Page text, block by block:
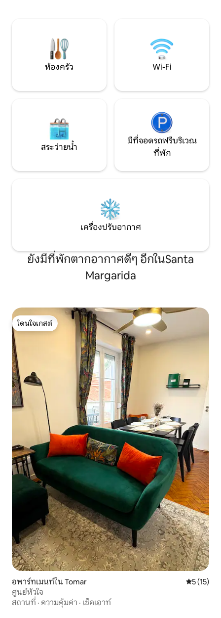
ห้องครัว Wi-Fi
สระว่ายน้ำ
มีที่จอดรถฟรีบริเวณ
ที่พัก
เครื่องปรับอากาศ
ยังมีที่พักตากอากาศดีๆ อีกในSanta
Margarida
โดนใจเกสต์
โดนใจเกสต์
อพาร์ทเมนท์ใน Tomar คะแนนเฉลี่
5 (15)
ศูนย์หัวใจ
สถานที่ · ความคุ้มค่า · เช็คเอาท์